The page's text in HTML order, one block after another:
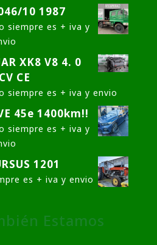
10 1987
siempre es + iva y
XK8 V8 4. 0
CE
siempre es + iva y envio
45e 1400km!!
siempre es + iva y
1201
es + iva y envio
Estamos